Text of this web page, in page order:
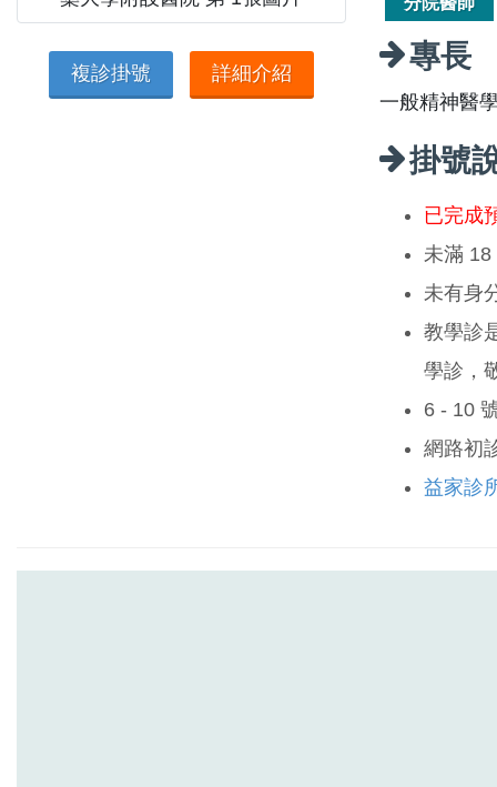
複診掛號 詳細介紹 專長
一般精神醫
掛號
已完成
未滿 18
未有身
教學診
學診，
6 - 10
網路初
益家診